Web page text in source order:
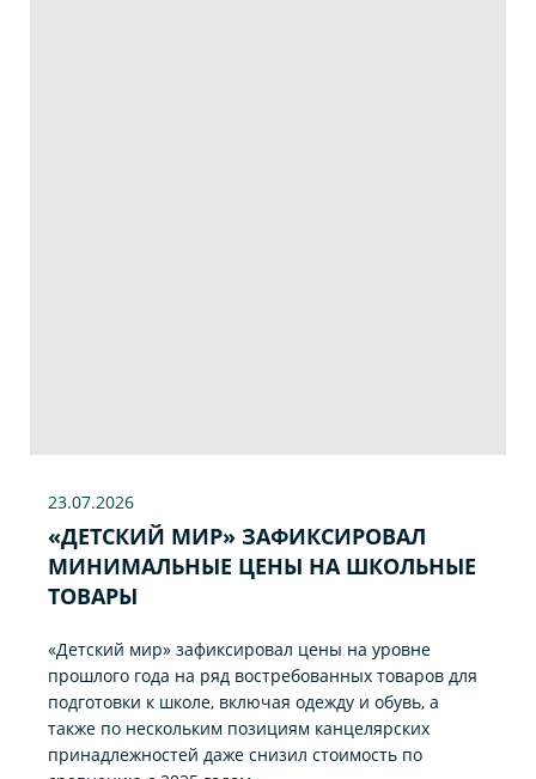
23.07.2026
«ДЕТСКИЙ МИР» ЗАФИКСИРОВАЛ
МИНИМАЛЬНЫЕ ЦЕНЫ НА ШКОЛЬНЫЕ
ТОВАРЫ
«Детский мир» зафиксировал цены на уровне
прошлого года на ряд востребованных товаров для
подготовки к школе, включая одежду и обувь, а
также по нескольким позициям канцелярских
принадлежностей даже снизил стоимость по